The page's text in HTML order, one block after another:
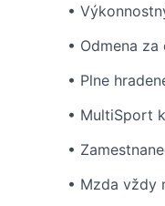
•
• Odmena
• Plne
• MultiSport
•
• Mzda vždy